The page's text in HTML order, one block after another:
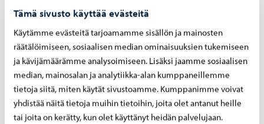
Tämä sivusto käyttää evästeitä
Käytämme evästeitä tarjoamamme sisällön ja mainosten
räätälöimiseen, sosiaalisen median ominaisuuksien tukemiseen
ja kävijämäärämme analysoimiseen. Lisäksi jaamme sosiaalisen
median, mainosalan ja analytiikka-alan kumppaneillemme
tietoja siitä, miten käytät sivustoamme. Kumppanimme voivat
yhdistää näitä tietoja muihin tietoihin, joita olet antanut heille
tai joita on kerätty, kun olet käyttänyt heidän palvelujaan.
Övriga villkor
Genom att delta i utlottningen binder deltagaren sig
till att följa regler och beslut som Borgå stad fattar
med stöd av dem.
Utöver utlottningens regler binder deltagare sig till att
följa användaranvisningar av oberoende tjänster